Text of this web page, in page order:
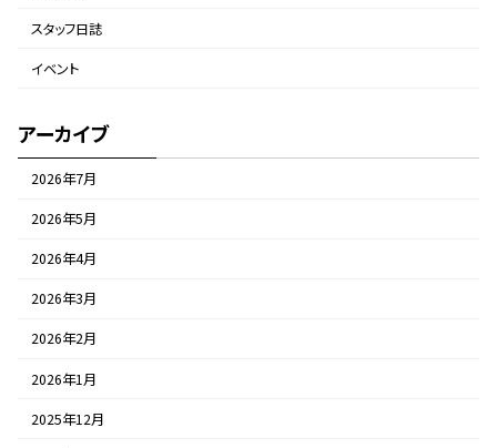
スタッフ日誌
イベント
アーカイブ
2026年7月
2026年5月
2026年4月
2026年3月
2026年2月
2026年1月
2025年12月